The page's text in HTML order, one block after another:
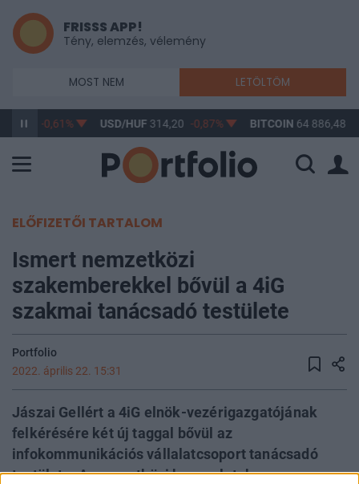
FRISSS APP!
Tény, elemzés, vélemény
MOST NEM LETÖLTÖM
-0,61% USD/HUF314,20 -0,87% BITCOIN64 886,48
ELŐFIZETŐI TARTALOM
Ismert nemzetközi
szakemberekkel bővül a 4iG
szakmai tanácsadó testülete
Portfolio
2022. április 22. 15:31
Jászai Gellért a 4iG elnök-vezérigazgatójának
felkérésére két új taggal bővül az
infokommunikációs vállalatcsoport tanácsadó
testülete. A nemzetközi kapcsolatok